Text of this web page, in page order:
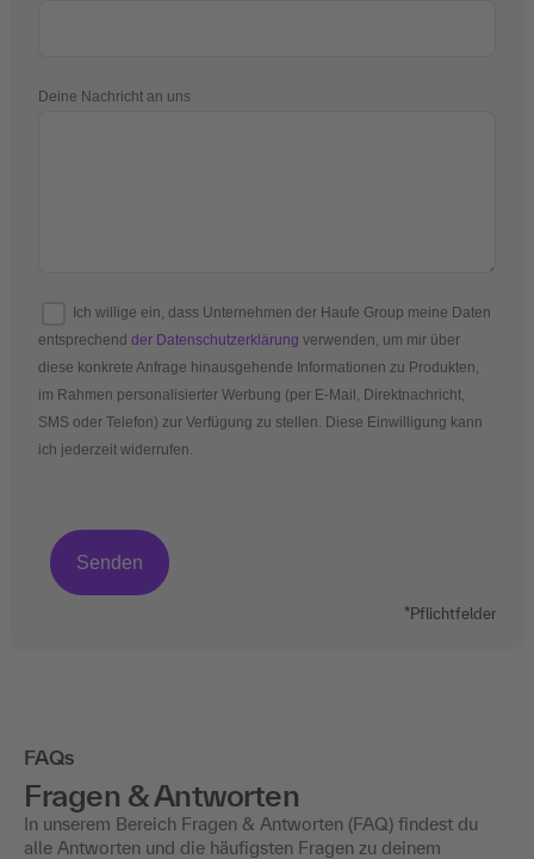
Deine Nachricht an uns
Ich willige ein, dass Unternehmen der Haufe Group meine Daten
entsprechend der Datenschutzerklärung verwenden, um mir über
diese konkrete Anfrage hinausgehende Informationen zu Produkten,
im Rahmen personalisierter Werbung (per E-Mail, Direktnachricht,
SMS oder Telefon) zur Verfügung zu stellen. Diese Einwilligung kann
ich jederzeit widerrufen.
*Pflichtfelder
FAQs
Fragen & Antworten
In unserem Bereich Fragen & Antworten (FAQ) findest du
alle Antworten und die häufigsten Fragen zu deinem